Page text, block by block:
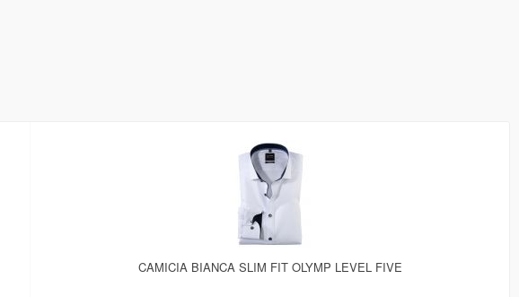
CAMICIA BIANCA SLIM FIT OLYMP LEVEL FIVE